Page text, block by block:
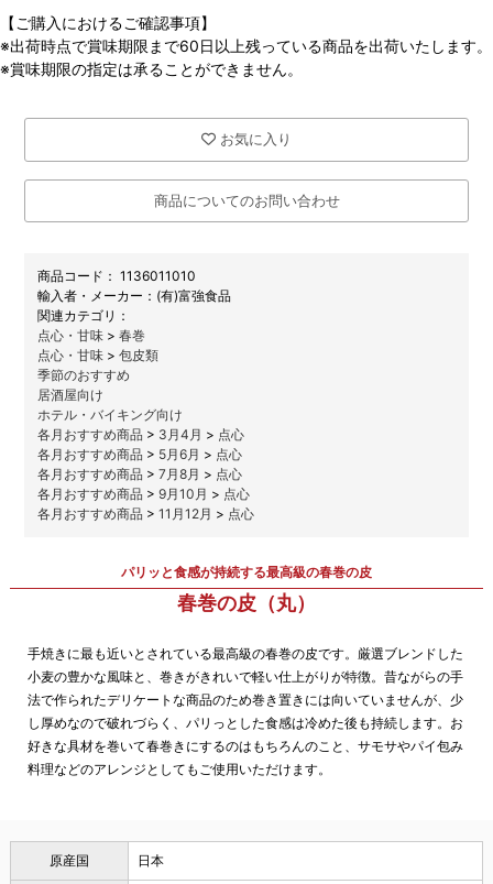
【ご購入におけるご確認事項】
※出荷時点で賞味期限まで60日以上残っている商品を出荷いたします。
※賞味期限の指定は承ることができません。
お気に入り
商品についてのお問い合わせ
商品コード： 1136011010
メーカー： (有)富強食品
関連カテゴリ：
点心・甘味 >春巻
点心・甘味 >包皮類
季節のおすすめ
居酒屋向け
ホテル・バイキング向け
各月おすすめ商品 > 3月4月 > 点心
各月おすすめ商品 > 5月6月 > 点心
各月おすすめ商品 >7月8月 > 点心
各月おすすめ商品 >9月10月 > 点心
各月おすすめ商品 >11月12月 > 点心
パリッと食感が持続する最高級の春巻の皮
春巻の皮（丸）
手焼きに最も近いとされている最高級の春巻の皮です。厳選ブレンドした
小麦の豊かな風味と、巻きがきれいで軽い仕上がりが特徴。昔ながらの手
法で作られたデリケートな商品のため巻き置きには向いていませんが、少
し厚めなので破れづらく、パリっとした食感は冷めた後も持続します。お
好きな具材を巻いて春巻きにするのはもちろんのこと、サモサやパイ包み
料理などのアレンジとしてもご使用いただけます。
原産国 日本